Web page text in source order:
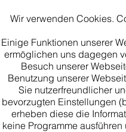
Wir verwenden Cookies.
Einige Funktionen unserer
ermöglichen uns dagegen
Besuch unserer
Benutzung unserer
Sie nutzerfreundlicher
bevorzugten Einstellungen
erheben diese die
keine Programme